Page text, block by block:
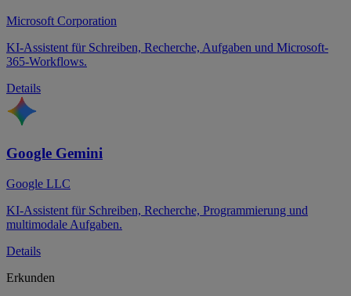
Microsoft Corporation
KI-Assistent für Schreiben, Recherche, Aufgaben und Microsoft-
365-Workflows.
Details
Google Gemini
Google LLC
KI-Assistent für Schreiben, Recherche, Programmierung und
multimodale Aufgaben.
Details
Erkunden